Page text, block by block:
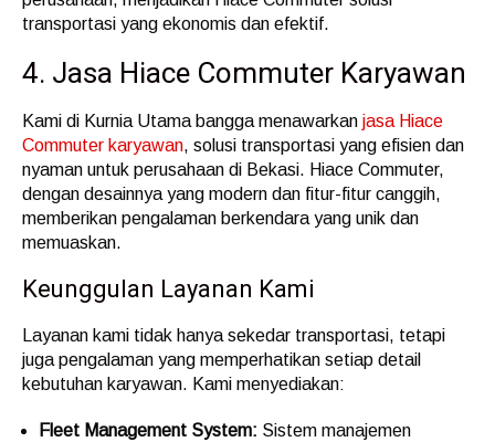
transportasi yang ekonomis dan efektif.
4. Jasa Hiace Commuter Karyawan
Kami di Kurnia Utama bangga menawarkan jasa Hiace
Commuter karyawan, solusi transportasi yang efisien dan
nyaman untuk perusahaan di Bekasi. Hiace Commuter,
dengan desainnya yang modern dan fitur-fitur canggih,
memberikan pengalaman berkendara yang unik dan
memuaskan.
Keunggulan Layanan Kami
Layanan kami tidak hanya sekedar transportasi, tetapi
juga pengalaman yang memperhatikan setiap detail
kebutuhan karyawan. Kami menyediakan:
Fleet Management System: Sistem manajemen